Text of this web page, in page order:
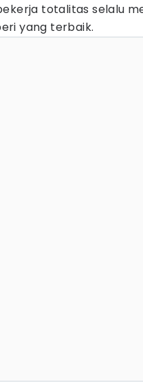
totalitas selalu
yang terbaik.